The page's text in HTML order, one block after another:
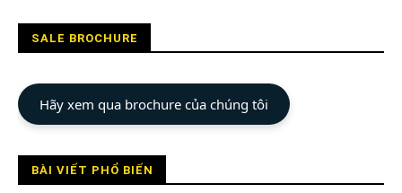
Nhất
SALE BROCHURE
Hãy xem qua brochure của chúng tôi
BÀI VIẾT PHỔ BIẾN